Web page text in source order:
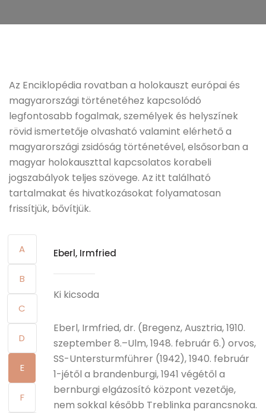
Az Enciklopédia rovatban a holokauszt európai és
magyarországi történetéhez kapcsolódó
legfontosabb fogalmak, személyek és helyszínek
rövid ismertetője olvasható valamint elérhető a
magyarországi zsidóság történetével, elsősorban a
magyar holokauszttal kapcsolatos korabeli
jogszabályok teljes szövege. Az itt található
tartalmakat és hivatkozásokat folyamatosan
frissítjük, bővítjük.
A
B
C
D
E
F
Eberl, Irmfried
Ki kicsoda
Eberl, Irmfried, dr. (Bregenz, Ausztria, 1910.
szeptember 8.–Ulm, 1948. február 6.) orvos,
SS-Untersturmführer (1942), 1940. február
1-jétől a brandenburgi, 1941 végétől a
bernburgi elgázosító központ vezetője,
nem sokkal később Treblinka parancsnoka.